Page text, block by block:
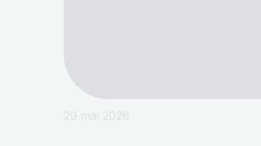
29 mai 2026